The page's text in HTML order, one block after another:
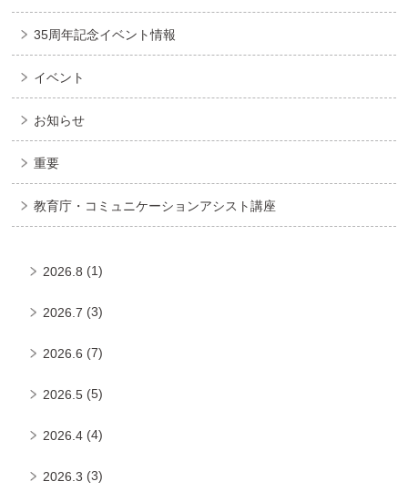
35周年記念イベント情報
イベント
お知らせ
重要
教育庁・コミュニケーションアシスト講座
2026.8 (1)
2026.7 (3)
2026.6 (7)
2026.5 (5)
2026.4 (4)
2026.3 (3)